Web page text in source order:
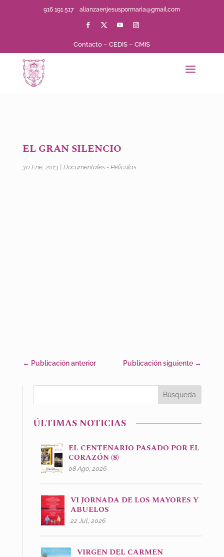
916 191 517alianzaenjesuspormaria@gmail.com
Contacto –CEDIS –CMIS
EL GRAN SILENCIO
30 Ene, 2013 Documentales - Películas
← Publicación anterior Publicación siguiente →
ÚLTIMAS NOTICIAS
EL CENTENARIO PASADO POR EL
CORAZÓN (8)
08 Ago, 2026
VI JORNADA DE LOS MAYORES Y
ABUELOS
22 Jul, 2026
VIRGEN DEL CARMEN